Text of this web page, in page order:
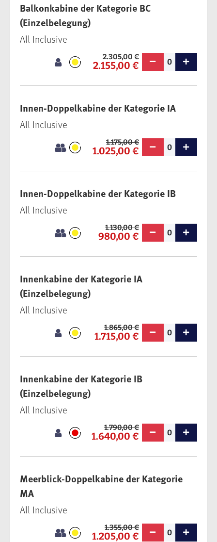
Balkonkabine der Kategorie BC
(Einzelbelegung)
2.305,00 €
2.155,00 € 0
All Inclusive
Innen-Doppelkabine der Kategorie IA
1.175,00 €
1.025,00 € 0
All Inclusive
Innen-Doppelkabine der Kategorie IB
1.130,00 €
980,00 € 0
All Inclusive
Innenkabine der Kategorie IA
(Einzelbelegung)
1.865,00 €
1.715,00 € 0
All Inclusive
Innenkabine der Kategorie IB
(Einzelbelegung)
1.790,00 €
1.640,00 € 0
All Inclusive
Meerblick-Doppelkabine der Kategorie
MA
1.355,00 €
1.205,00 € 0
All Inclusive